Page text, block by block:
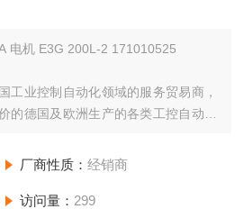
电机 E3G 200L-2 171010525
工业控制自动化领域的服务贸易商，
的德国及欧洲生产的各类工控自动化
手续，为您节省运费和清关等费用；
厂商性质： 经销商
访问量： 299